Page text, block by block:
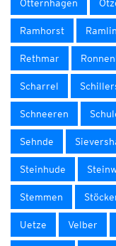
Otternhagen
Ramhorst
Rethmar
Scharrel
Schneeren
Sehnde
Steinhude
Stemmen
Uetze Velber